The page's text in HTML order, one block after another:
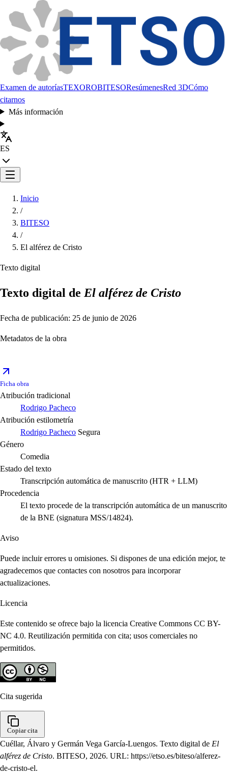
Examen de autoríasTEXOROBITESOResúmenesRed 3DCómo
citarnos
Más información
ES
Inicio
/
BITESO
/
El alférez de Cristo
Texto digital
Texto digital de El alférez de Cristo
Fecha de publicación: 25 de junio de 2026
Metadatos de la obra
Ficha obra
Atribución tradicional
Rodrigo Pacheco
Atribución estilometría
Rodrigo Pacheco Segura
Género
Comedia
Estado del texto
Transcripción automática de manuscrito (HTR + LLM)
Procedencia
El texto procede de la transcripción automática de un manuscrito
de la BNE (signatura MSS/14824).
Aviso
Puede incluir errores u omisiones. Si dispones de una edición mejor, te
agradecemos que contactes con nosotros para incorporar
actualizaciones.
Licencia
Este contenido se ofrece bajo la licencia Creative Commons CC BY-
NC 4.0. Reutilización permitida con cita; usos comerciales no
permitidos.
Cita sugerida
Copiar cita
Cuéllar, Álvaro y Germán Vega García-Luengos. Texto digital de El
alférez de Cristo. BITESO, 2026. URL: https://etso.es/biteso/alferez-
de-cristo-el.